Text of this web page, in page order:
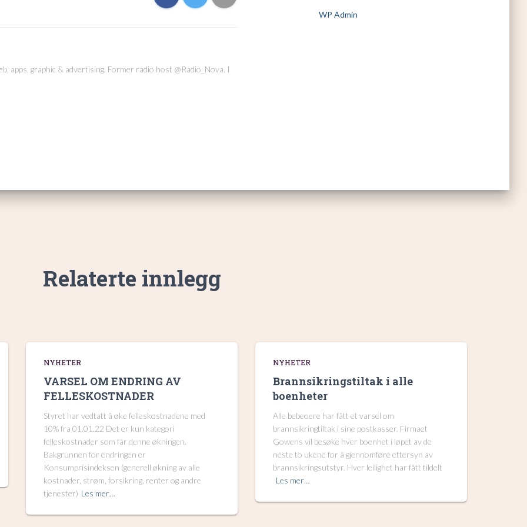
apps, graphic & advertising. Former radio host @Radio_Nova. I
WP Admin
Relaterte innlegg
NYHETER
VARSEL OM ENDRING AV
FELLESKOSTNADER
Styret har vedtatt å øke felleskostnadene med
10% fra 01.01.22 Det er kun kategori
felleskostnader som får denne økningen.
Bakgrunnen for endringen er
Konsumprisindeksen (generell økning av alle
kostnader, strøm, forsikring, renter og andre
tjenester) Les mer…
NYHETER
Brannsikringstiltak i alle
boenheter
Alle bebeoere har fått et varsel om
brannsikringtiltak i sine postkasser. Firmaet
Gowens vil besøke hver boenhet i løpet av de
neste to ukene for å gjennomføre ettersyn av
brannsikringsutstyr. Hver leilighet har fått tildelt
Les mer…